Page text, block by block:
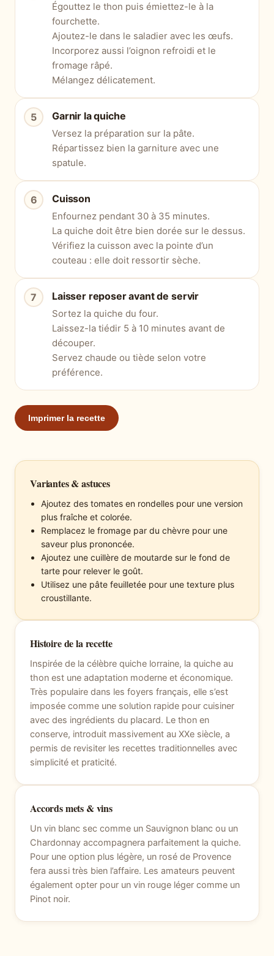
Égouttez le thon puis émiettez-le à la
fourchette.
Ajoutez-le dans le saladier avec les œufs.
Incorporez aussi l’oignon refroidi et le
fromage râpé.
Mélangez délicatement.
Garnir la quiche
Versez la préparation sur la pâte.
Répartissez bien la garniture avec une
spatule.
Cuisson
Enfournez pendant 30 à 35 minutes.
La quiche doit être bien dorée sur le dessus.
Vérifiez la cuisson avec la pointe d’un
couteau : elle doit ressortir sèche.
Laisser reposer avant de servir
Sortez la quiche du four.
Laissez-la tiédir 5 à 10 minutes avant de
découper.
Servez chaude ou tiède selon votre
préférence.
Imprimer la recette
Variantes & astuces
Ajoutez des tomates en rondelles pour une version
plus fraîche et colorée.
Remplacez le fromage par du chèvre pour une
saveur plus prononcée.
Ajoutez une cuillère de moutarde sur le fond de
tarte pour relever le goût.
Utilisez une pâte feuilletée pour une texture plus
croustillante.
Histoire de la recette
Inspirée de la célèbre quiche lorraine, la quiche au
thon est une adaptation moderne et économique.
Très populaire dans les foyers français, elle s’est
imposée comme une solution rapide pour cuisiner
avec des ingrédients du placard. Le thon en
conserve, introduit massivement au XXe siècle, a
permis de revisiter les recettes traditionnelles avec
simplicité et praticité.
Accords mets & vins
Un vin blanc sec comme un Sauvignon blanc ou un
Chardonnay accompagnera parfaitement la quiche.
Pour une option plus légère, un rosé de Provence
fera aussi très bien l’affaire. Les amateurs peuvent
également opter pour un vin rouge léger comme un
Pinot noir.